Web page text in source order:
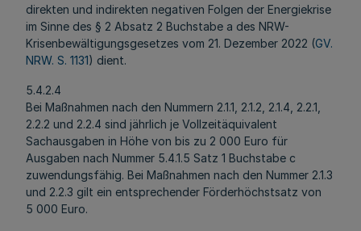
direkten und indirekten negativen Folgen der Energiekrise
im Sinne des § 2 Absatz 2 Buchstabe a des NRW-
Krisenbewältigungsgesetzes vom 21. Dezember 2022 (GV.
NRW. S. 1131) dient.
5.4.2.4
Bei Maßnahmen nach den Nummern 2.1.1, 2.1.2, 2.1.4, 2.2.1,
2.2.2 und 2.2.4 sind jährlich je Vollzeitäquivalent
Sachausgaben in Höhe von bis zu 2 000 Euro für
Ausgaben nach Nummer 5.4.1.5 Satz 1 Buchstabe c
zuwendungsfähig. Bei Maßnahmen nach den Nummer 2.1.3
und 2.2.3 gilt ein entsprechender Förderhöchstsatz von
5 000 Euro.